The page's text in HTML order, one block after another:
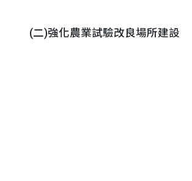
(二)強化農業試驗改良場所建設